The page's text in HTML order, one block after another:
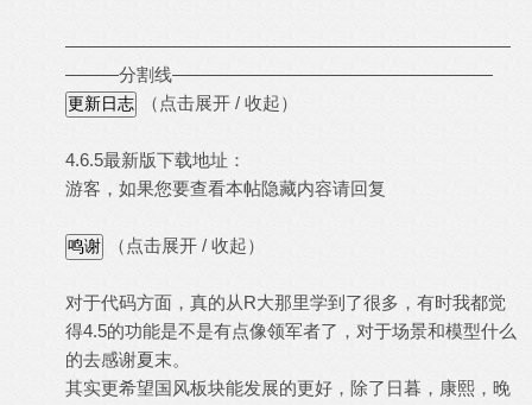
—————————————————————————
———分割线——————————————————
（点击展开 / 收起）
4.6.5最新版下载地址：
游客，如果您要查看本帖隐藏内容请回复
（点击展开 / 收起）
对于代码方面，真的从R大那里学到了很多，有时我都觉
得4.5的功能是不是有点像领军者了，对于场景和模型什么
的去感谢夏末。
其实更希望国风板块能发展的更好，除了日暮，康熙，晚